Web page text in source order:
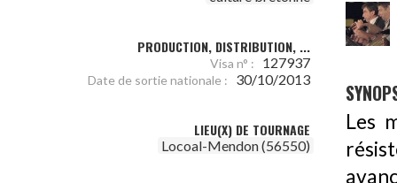
PRODUCTION, DISTRIBUTION, ...
Visa n° : 127937
Date de sortie nationale : 30/10/2013
LIEU(X) DE TOURNAGE
Locoal-Mendon (56550)
Les